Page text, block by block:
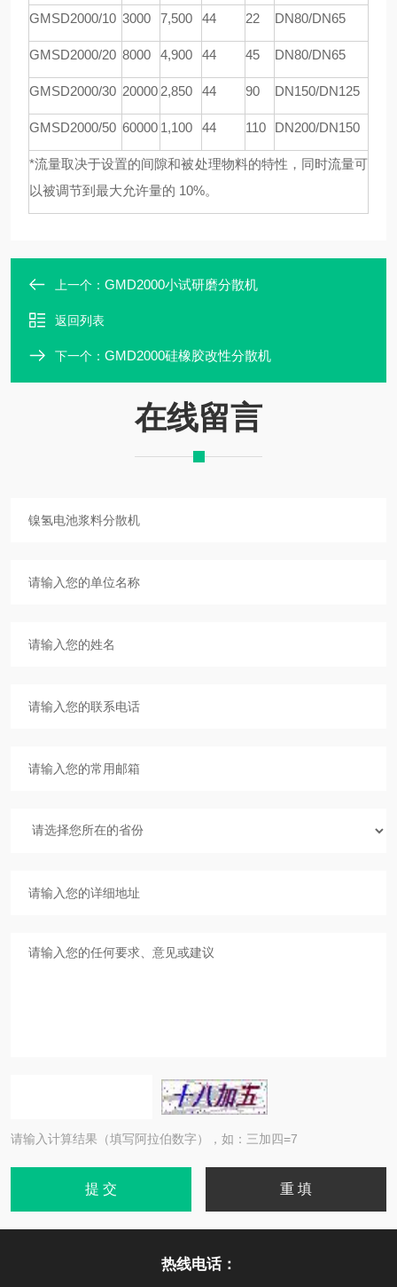
GMSD2000/10 3000 7,500 44 22 DN80/DN65
GMSD2000/20 8000 4,900 44 45 DN80/DN65
GMSD2000/30 20000 2,850 44 90 DN150/DN125
GMSD2000/50 60000 1,100 44 110 DN200/DN150
*流量取决于设置的间隙和被处理物料的特性，同时流量可
以被调节到最大允许量的 10%。
上一个： GMD2000小试研磨分散机
返回列表
下一个： GMD2000硅橡胶改性分散机
在线留言
请输入计算结果（填写阿拉伯数字），如：三加四=7
热线电话：